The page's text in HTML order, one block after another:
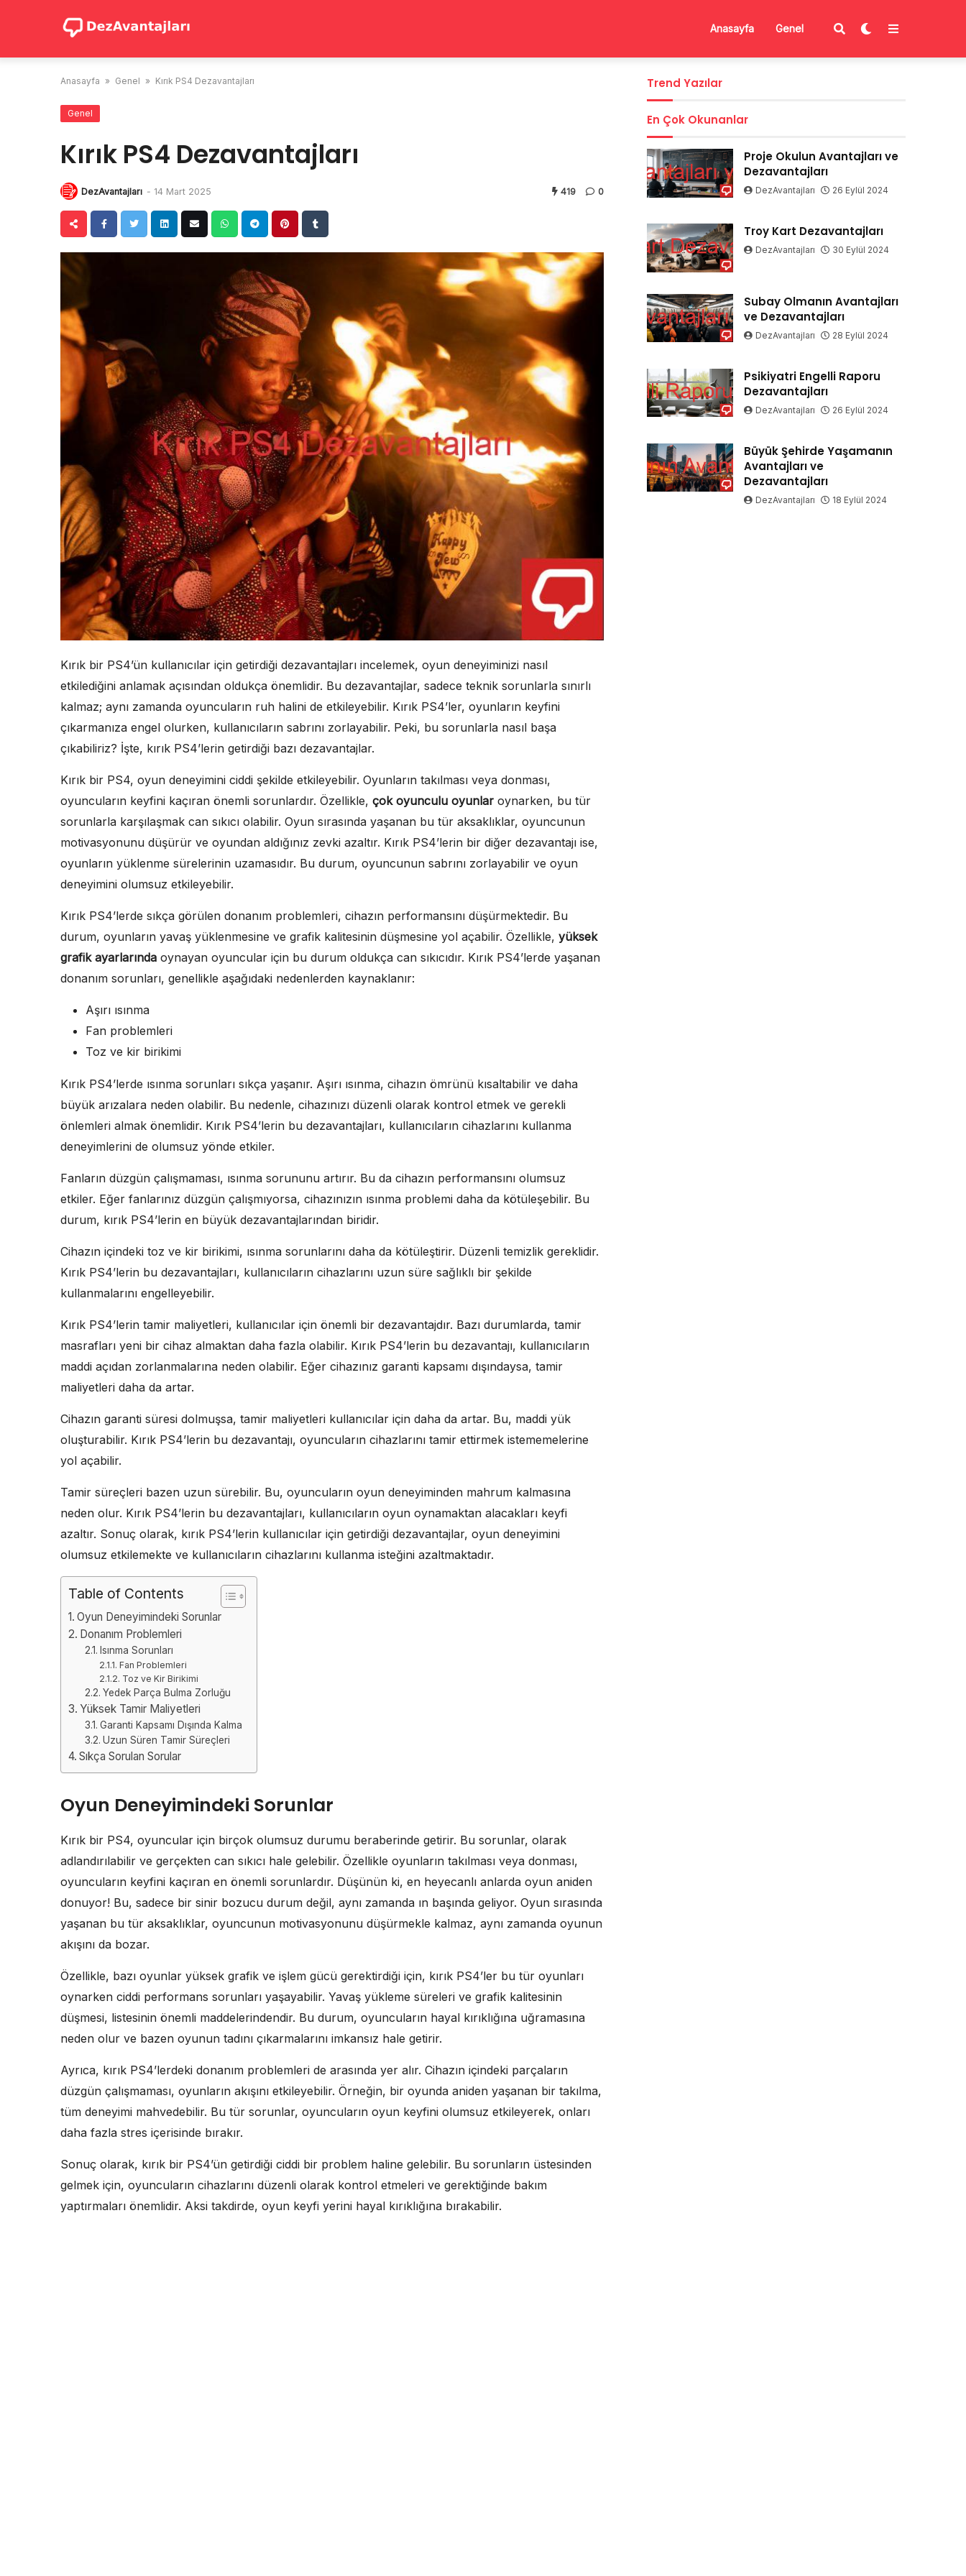
Anasayfa Genel
Anasayfa » Genel » Kırık PS4 Dezavantajları
Genel
Kırık PS4 Dezavantajları
DezAvantajları - 14 Mart 2025 419 0
Kırık bir PS4’ün kullanıcılar için getirdiği dezavantajları incelemek, oyun deneyiminizi nasıl
etkilediğini anlamak açısından oldukça önemlidir. Bu dezavantajlar, sadece teknik sorunlarla sınırlı
kalmaz; aynı zamanda oyuncuların ruh halini de etkileyebilir. Kırık PS4’ler, oyunların keyfini
çıkarmanıza engel olurken, kullanıcıların sabrını zorlayabilir. Peki, bu sorunlarla nasıl başa
çıkabiliriz? İşte, kırık PS4’lerin getirdiği bazı dezavantajlar.
Kırık bir PS4, oyun deneyimini ciddi şekilde etkileyebilir. Oyunların takılması veya donması,
oyuncuların keyfini kaçıran önemli sorunlardır. Özellikle, çok oyunculu oyunlar oynarken, bu tür
sorunlarla karşılaşmak can sıkıcı olabilir. Oyun sırasında yaşanan bu tür aksaklıklar, oyuncunun
motivasyonunu düşürür ve oyundan aldığınız zevki azaltır. Kırık PS4’lerin bir diğer dezavantajı ise,
oyunların yüklenme sürelerinin uzamasıdır. Bu durum, oyuncunun sabrını zorlayabilir ve oyun
deneyimini olumsuz etkileyebilir.
Kırık PS4’lerde sıkça görülen donanım problemleri, cihazın performansını düşürmektedir. Bu
durum, oyunların yavaş yüklenmesine ve grafik kalitesinin düşmesine yol açabilir. Özellikle, yüksek
grafik ayarlarında oynayan oyuncular için bu durum oldukça can sıkıcıdır. Kırık PS4’lerde yaşanan
donanım sorunları, genellikle aşağıdaki nedenlerden kaynaklanır:
Aşırı ısınma
Fan problemleri
Toz ve kir birikimi
Kırık PS4’lerde ısınma sorunları sıkça yaşanır. Aşırı ısınma, cihazın ömrünü kısaltabilir ve daha
büyük arızalara neden olabilir. Bu nedenle, cihazınızı düzenli olarak kontrol etmek ve gerekli
önlemleri almak önemlidir. Kırık PS4’lerin bu dezavantajları, kullanıcıların cihazlarını kullanma
deneyimlerini de olumsuz yönde etkiler.
Fanların düzgün çalışmaması, ısınma sorununu artırır. Bu da cihazın performansını olumsuz
etkiler. Eğer fanlarınız düzgün çalışmıyorsa, cihazınızın ısınma problemi daha da kötüleşebilir. Bu
durum, kırık PS4’lerin en büyük dezavantajlarından biridir.
Cihazın içindeki toz ve kir birikimi, ısınma sorunlarını daha da kötüleştirir. Düzenli temizlik gereklidir.
Kırık PS4’lerin bu dezavantajları, kullanıcıların cihazlarını uzun süre sağlıklı bir şekilde
kullanmalarını engelleyebilir.
Kırık PS4’lerin tamir maliyetleri, kullanıcılar için önemli bir dezavantajdır. Bazı durumlarda, tamir
masrafları yeni bir cihaz almaktan daha fazla olabilir. Kırık PS4’lerin bu dezavantajı, kullanıcıların
maddi açıdan zorlanmalarına neden olabilir. Eğer cihazınız garanti kapsamı dışındaysa, tamir
maliyetleri daha da artar.
Cihazın garanti süresi dolmuşsa, tamir maliyetleri kullanıcılar için daha da artar. Bu, maddi yük
oluşturabilir. Kırık PS4’lerin bu dezavantajı, oyuncuların cihazlarını tamir ettirmek istememelerine
yol açabilir.
Tamir süreçleri bazen uzun sürebilir. Bu, oyuncuların oyun deneyiminden mahrum kalmasına
neden olur. Kırık PS4’lerin bu dezavantajları, kullanıcıların oyun oynamaktan alacakları keyfi
azaltır. Sonuç olarak, kırık PS4’lerin kullanıcılar için getirdiği dezavantajlar, oyun deneyimini
olumsuz etkilemekte ve kullanıcıların cihazlarını kullanma isteğini azaltmaktadır.
Table of Contents
Oyun Deneyimindeki Sorunlar
Donanım Problemleri
Isınma Sorunları
Fan Problemleri
Toz ve Kir Birikimi
Yedek Parça Bulma Zorluğu
Yüksek Tamir Maliyetleri
Garanti Kapsamı Dışında Kalma
Uzun Süren Tamir Süreçleri
Sıkça Sorulan Sorular
Oyun Deneyimindeki Sorunlar
Kırık bir PS4, oyuncular için birçok olumsuz durumu beraberinde getirir. Bu sorunlar, olarak
adlandırılabilir ve gerçekten can sıkıcı hale gelebilir. Özellikle oyunların takılması veya donması,
oyuncuların keyfini kaçıran en önemli sorunlardır. Düşünün ki, en heyecanlı anlarda oyun aniden
donuyor! Bu, sadece bir sinir bozucu durum değil, aynı zamanda ın başında geliyor. Oyun sırasında
yaşanan bu tür aksaklıklar, oyuncunun motivasyonunu düşürmekle kalmaz, aynı zamanda oyunun
akışını da bozar.
Özellikle, bazı oyunlar yüksek grafik ve işlem gücü gerektirdiği için, kırık PS4’ler bu tür oyunları
oynarken ciddi performans sorunları yaşayabilir. Yavaş yükleme süreleri ve grafik kalitesinin
düşmesi, listesinin önemli maddelerindendir. Bu durum, oyuncuların hayal kırıklığına uğramasına
neden olur ve bazen oyunun tadını çıkarmalarını imkansız hale getirir.
Ayrıca, kırık PS4’lerdeki donanım problemleri de arasında yer alır. Cihazın içindeki parçaların
düzgün çalışmaması, oyunların akışını etkileyebilir. Örneğin, bir oyunda aniden yaşanan bir takılma,
tüm deneyimi mahvedebilir. Bu tür sorunlar, oyuncuların oyun keyfini olumsuz etkileyerek, onları
daha fazla stres içerisinde bırakır.
Sonuç olarak, kırık bir PS4’ün getirdiği ciddi bir problem haline gelebilir. Bu sorunların üstesinden
gelmek için, oyuncuların cihazlarını düzenli olarak kontrol etmeleri ve gerektiğinde bakım
yaptırmaları önemlidir. Aksi takdirde, oyun keyfi yerini hayal kırıklığına bırakabilir.
Trend Yazılar
En Çok Okunanlar
Proje Okulun Avantajları ve
Dezavantajları
DezAvantajları 26 Eylül 2024
Troy Kart Dezavantajları
DezAvantajları 30 Eylül 2024
Subay Olmanın Avantajları
ve Dezavantajları
DezAvantajları 28 Eylül 2024
Psikiyatri Engelli Raporu
Dezavantajları
DezAvantajları 26 Eylül 2024
Büyük Şehirde Yaşamanın
Avantajları ve
Dezavantajları
DezAvantajları 18 Eylül 2024